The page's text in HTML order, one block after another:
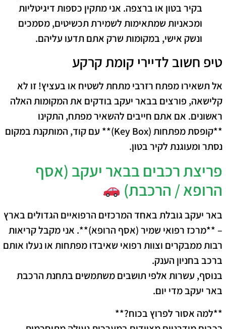
בקיר בטון או ברצפה. אני מתקין כספות דיגיטליות
ומכאניות שמתאימות לשמירת תכשיטים, מסמכים
ונשק אישי, במקומות שרק אתם תדעו עליהם.
טיפ חשוב לדיירי קומת קרקע
אל תשאירו מפתח רזרבי מתחת לשטיח או בעציץ! זו לא
קלישאה, פורצים בבאר יעקב בודקים את המקומות האלה
ראשונים. אם אתם חייבים להשאיר מפתח, התקינו
**קופסת מפתחות (Key Box)** עם קוד, המותקנת במקום
נסתר ומעוגנת לקיר בטון.
פריצת רכבים בבאר יעקב (אסף
הרופא / הרכבת)
באר יעקב גובלת באחד המרכזים הרפואיים הגדולים בארץ
– **מרכז רפואי שמיר (אסף הרופא)**. אני מקבל קריאות
רבות ממבקרים וצוות רפואי שאיבדו מפתחות או נעלו אותם
ברכב בחניון הענק.
בנוסף, עשרות אלפי תושבים משתמשים בתחנת הרכבת
באר יעקב מדי יום.
**למה אסור לפרוץ בכוח?**